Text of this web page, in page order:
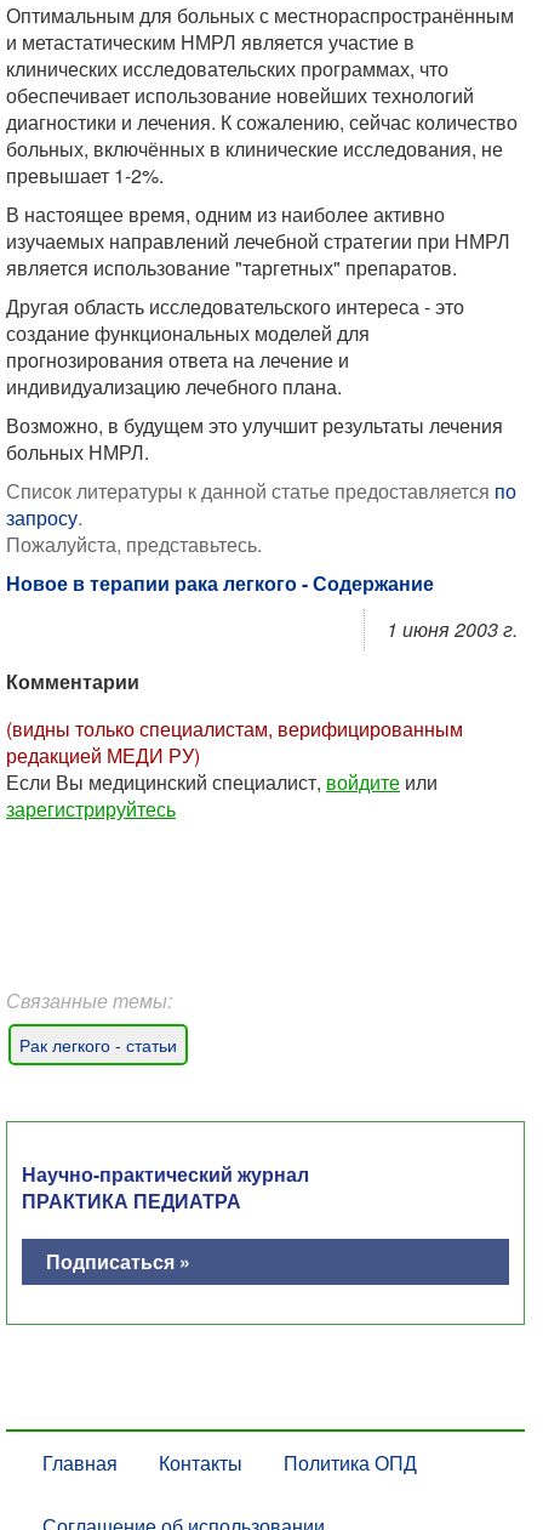
Оптимальным для больных с местнораспространённым
и метастатическим НМРЛ является участие в
клинических исследовательских программах, что
обеспечивает использование новейших технологий
диагностики и лечения. К сожалению, сейчас количество
больных, включённых в клинические исследования, не
превышает 1-2%.
В настоящее время, одним из наиболее активно
изучаемых направлений лечебной стратегии при НМРЛ
является использование "таргетных" препаратов.
Другая область исследовательского интереса - это
создание функциональных моделей для
прогнозирования ответа на лечение и
индивидуализацию лечебного плана.
Возможно, в будущем это улучшит результаты лечения
больных НМРЛ.
Список литературы к данной статье предоставляется по
запросу.
Пожалуйста, представьтесь.
Новое в терапии рака легкого - Содержание
1 июня 2003 г.
Комментарии
(видны только специалистам, верифицированным
редакцией МЕДИ РУ)
Если Вы медицинский специалист, войдите или
зарегистрируйтесь
Связанные темы:
Рак легкого - статьи
Научно-практический журнал
ПРАКТИКА ПЕДИАТРА
Подписаться »
Главная Контакты Политика ОПД